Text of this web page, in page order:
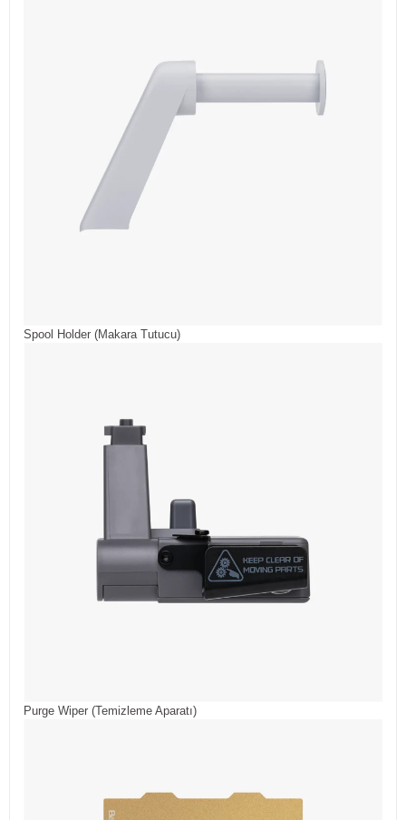
Spool Holder (Makara Tutucu)
Purge Wiper (Temizleme Aparatı)